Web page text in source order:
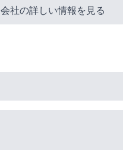
会社の詳しい情報を見る